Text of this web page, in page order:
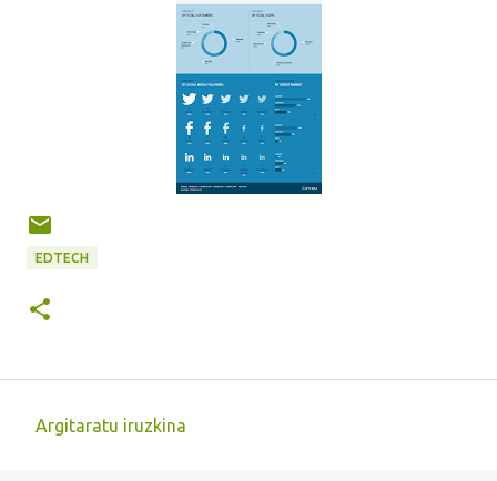
EDTECH
Argitaratu iruzkina